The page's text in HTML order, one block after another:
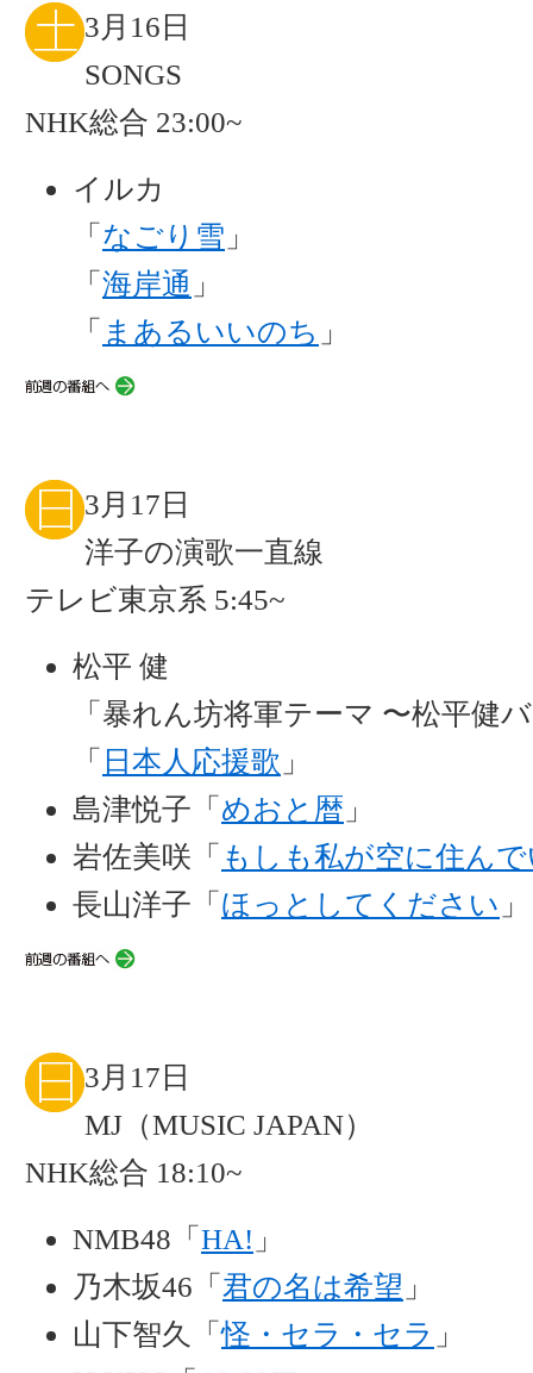
3月16日
SONGS
NHK総合 23:00~
イルカ
「 なごり雪 」
「 海岸通 」
「 まあるいいのち 」
3月17日
洋子の演歌一直線
テレビ東京系 5:45~
松平 健
「暴れん坊将軍テーマ 〜松平健
「 日本人応援歌 」
島津悦子「 めおと暦 」
岩佐美咲「 もしも私が空に住ん
長山洋子「 ほっとしてください 」
3月17日
MJ（MUSIC JAPAN）
NHK総合 18:10~
NMB48「 HA! 」
乃木坂46「 君の名は希望 」
山下智久「怪・セラ・セラ 」